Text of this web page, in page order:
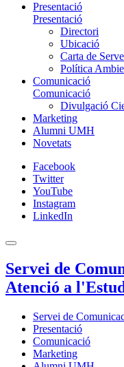
Presentació
Presentació
Directori
Ubicació
Carta de
Política
Comunicació
Comunicació
Divulgació
Marketing
Alumni UMH
Novetats
Facebook
Twitter
YouTube
Instagram
LinkedIn
Servei de
Atenció a
Servei de
Presentació
Comunicació
Marketing